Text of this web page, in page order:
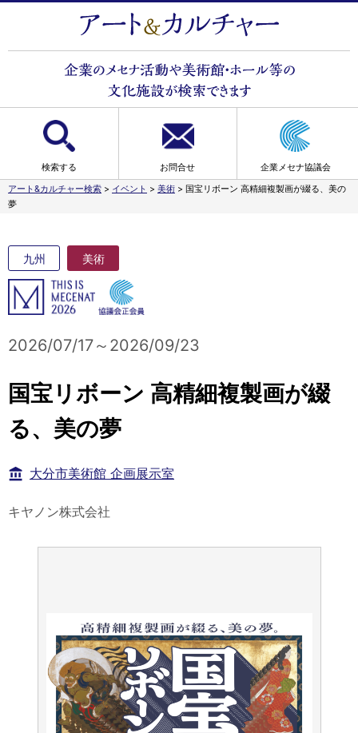
検索する お問合せ
企業メセナ協議会
アート&カルチャー検索 > イベント > 美術 > 国宝リボーン 高精細複製画が綴る、美の
夢
九州 美術
2026/07/17～2026/09/23
国宝リボーン 高精細複製画が綴
る、美の夢
大分市美術館 企画展示室
キヤノン株式会社